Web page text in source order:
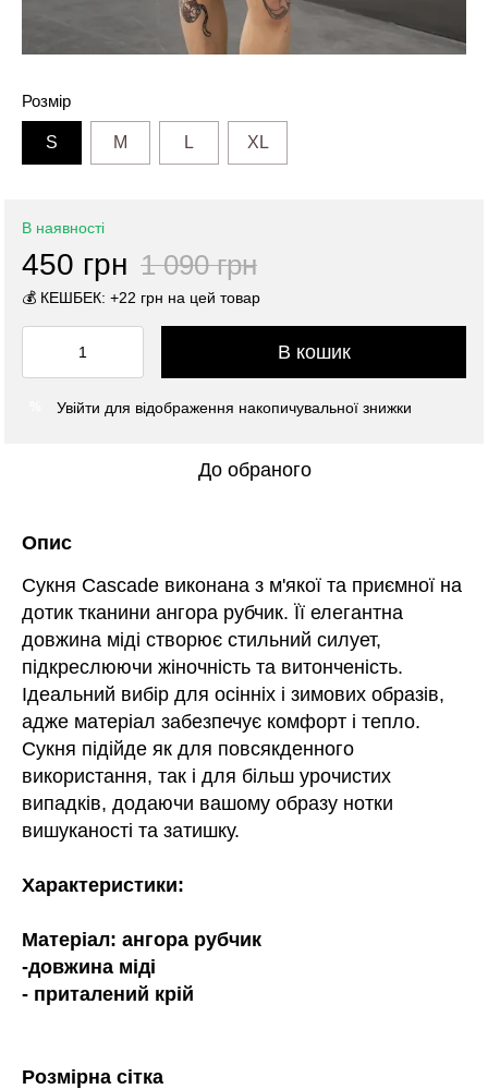
Розмір
S M L XL
В наявності
450 грн 1 090 грн
💰 КЕШБЕК: +22 грн на цей товар
В кошик
Увійти для відображення накопичувальної знижки
До обраного
Опис
Сукня Cascade виконана з м'якої та приємної на
дотик тканини ангора рубчик. Її елегантна
довжина міді створює стильний силует,
підкреслюючи жіночність та витонченість.
Ідеальний вибір для осінніх і зимових образів,
адже матеріал забезпечує комфорт і тепло.
Сукня підійде як для повсякденного
використання, так і для більш урочистих
випадків, додаючи вашому образу нотки
вишуканості та затишку.
Характеристики:
Матеріал: ангора рубчик
-довжина міді
- приталений крій
Розмірна сітка